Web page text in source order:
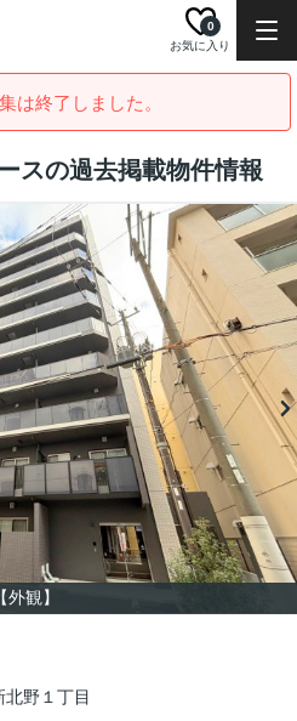
お気に入り
0
は終了しました。
スの過去掲載物件情報
【外観】
野１丁目